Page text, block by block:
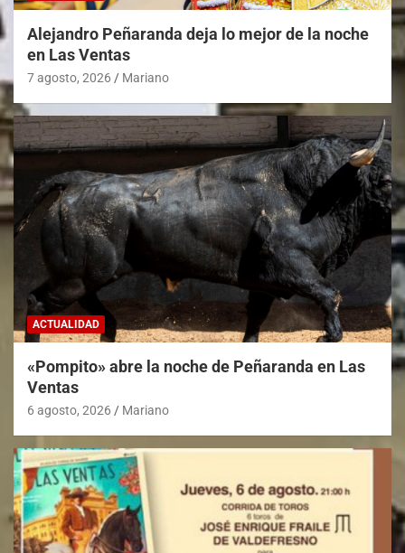
Alejandro Peñaranda deja lo mejor de la noche
en Las Ventas
7 agosto, 2026 Mariano
ACTUALIDAD
«Pompito» abre la noche de Peñaranda en Las
Ventas
6 agosto, 2026 Mariano